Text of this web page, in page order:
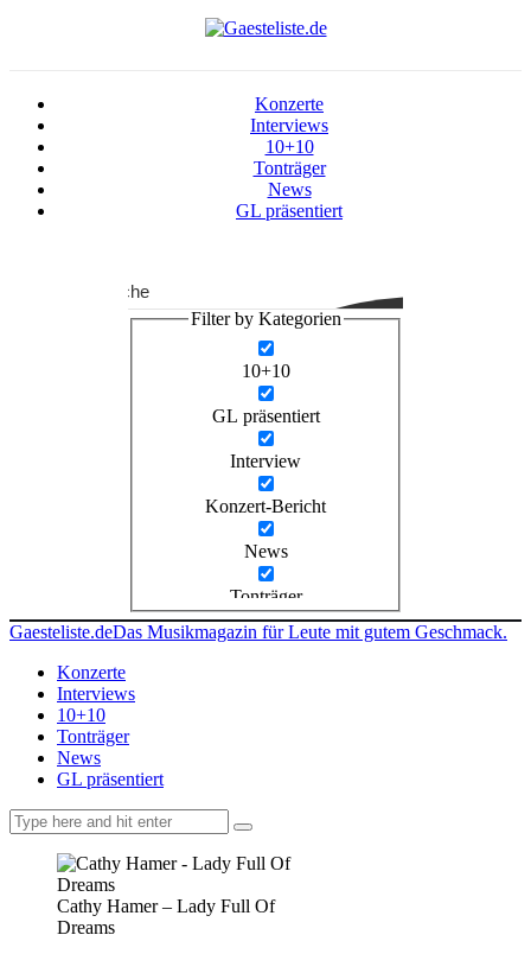
Konzerte
Interviews
10+10
Tonträger
News
GL präsentiert
Suche
Filter by Kategorien
10+10
GL präsentiert
Interview
Konzert-Bericht
News
Tonträger
Gaesteliste.deDas Musikmagazin für Leute mit gutem Geschmack.
Konzerte
Interviews
10+10
Tonträger
News
GL präsentiert
Cathy Hamer – Lady Full Of
Dreams